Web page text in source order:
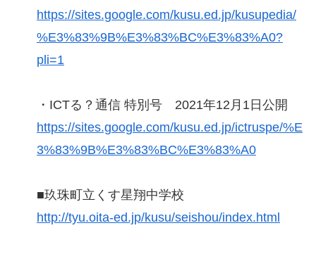
https://sites.google.com/kusu.ed.jp/kusupedia/
%E3%83%9B%E3%83%BC%E3%83%A0?
pli=1
・ICTる？通信 特別号 2021年12月1日公開
https://sites.google.com/kusu.ed.jp/ictruspe/%E
3%83%9B%E3%83%BC%E3%83%A0
■玖珠町立くす星翔中学校
http://tyu.oita-ed.jp/kusu/seishou/index.html